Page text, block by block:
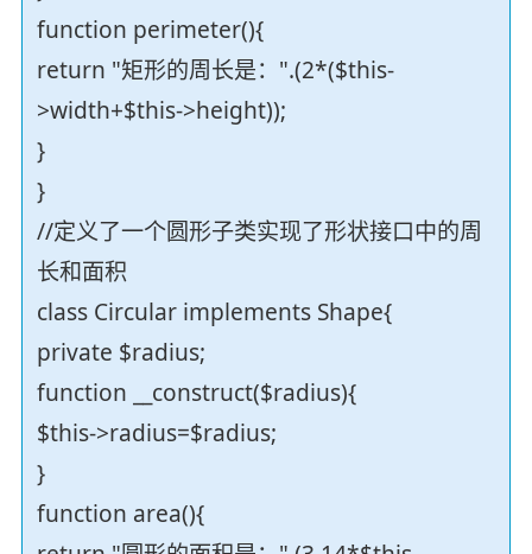
function perimeter(){
return "矩形的周长是：".(2*($this-
>width+$this->height));
}
}
//定义了一个圆形子类实现了形状接口中的周
长和面积
class Circular implements Shape{
private $radius;
function __construct($radius){
$this->radius=$radius;
}
function area(){